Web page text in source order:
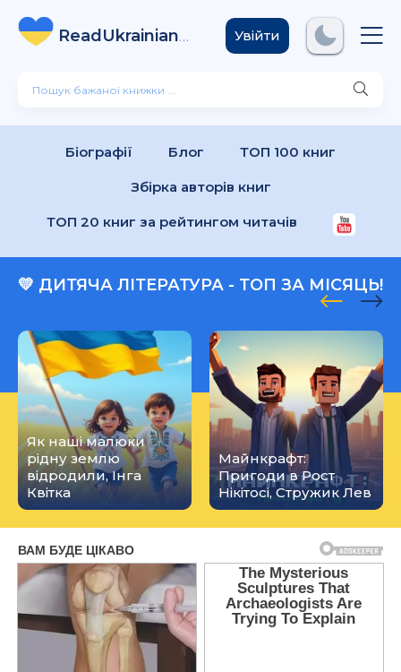
ReadUkrainian
Books .com
Увійти
Біографії Блог ТОП 100 книг
Збірка авторів книг
ТОП 20 книг за рейтингом читачів
💛 ДИТЯЧА ЛІТЕРАТУРА - ТОП ЗА МІСЯЦЬ!
Як наші малюки
рідну землю
відродили, Інга
Квітка
Майнкрафт:
Пригоди в Рост
Нікітосі, Стружик Лев